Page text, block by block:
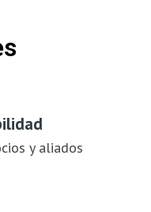
y aliados